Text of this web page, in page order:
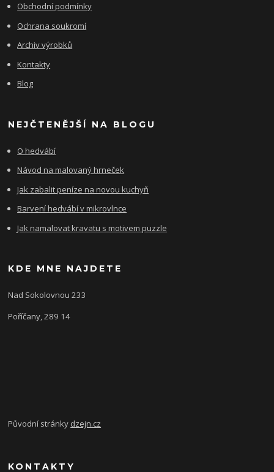
Obchodní podmínky
Ochrana soukromí
Archiv výrobků
Kontakty
Blog
NEJČTENĚJŠÍ NA BLOGU
O hedvábí
Návod na malovaný hrneček
Jak zabalit peníze na novou kuchyň
Barvení hedvábí v mikrovlnce
Jak namalovat kravatu s motivem puzzle
KDE MNE NAJDETE
Nad Sokolovnou 233
Poříčany, 289 14
Původní stránky dzejn.cz
KONTAKTY